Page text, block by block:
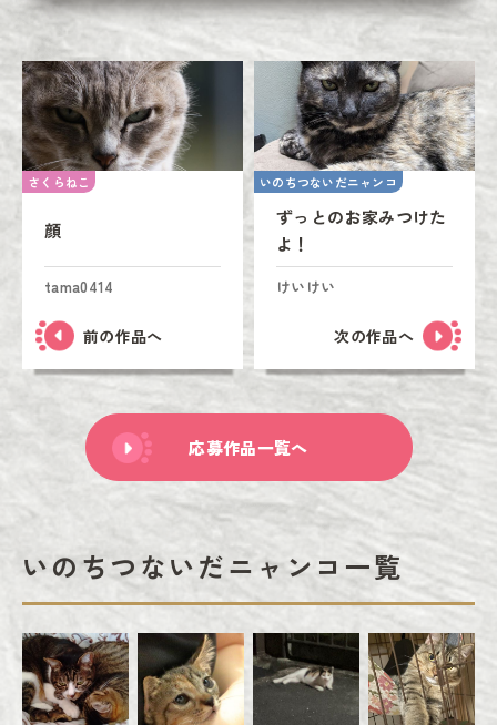
さくらねこ
顔
tama0414
前の作品へ
いのちつないだニャンコ
ずっとのお家みつけた
よ！
けいけい
次の作品へ
応募作品一覧へ
いのちつないだニャンコ一覧